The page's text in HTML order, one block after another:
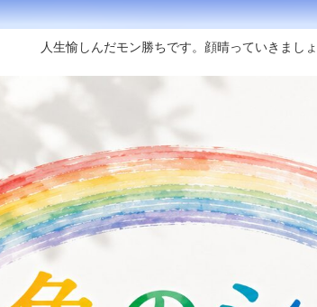
人生愉しんだモン勝ちです。顔晴っていきまし